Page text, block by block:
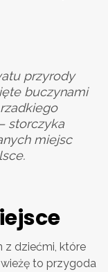
przyrody
buczynami
storczyka
miejsc
z dziećmi, które
to przygoda